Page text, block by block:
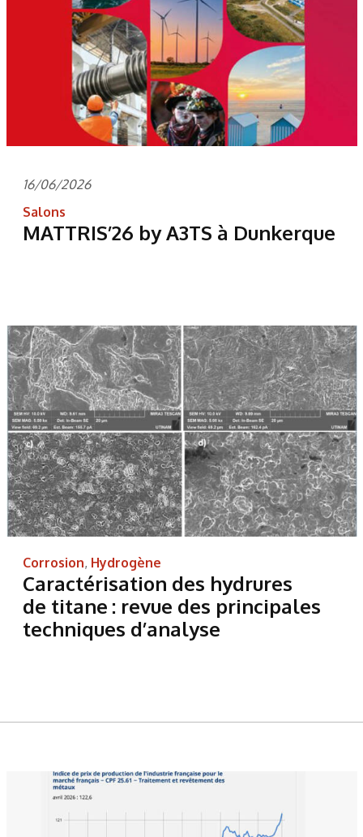
16/06/2026
Salons
MATTRIS’26 by A3TS à Dunkerque
Corrosion, Hydrogène
Caractérisation des hydrures
de titane : revue des principales
techniques d’analyse